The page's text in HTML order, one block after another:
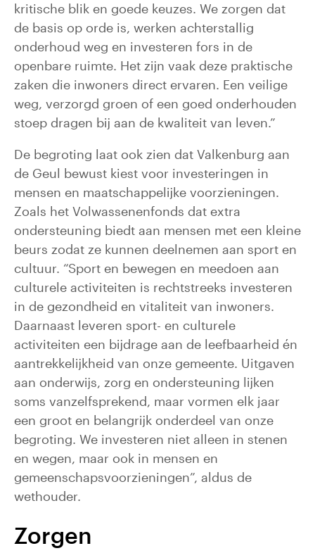
kritische blik en goede keuzes. We zorgen dat
de basis op orde is, werken achterstallig
onderhoud weg en investeren fors in de
openbare ruimte. Het zijn vaak deze praktische
zaken die inwoners direct ervaren. Een veilige
weg, verzorgd groen of een goed onderhouden
stoep dragen bij aan de kwaliteit van leven.”
De begroting laat ook zien dat Valkenburg aan
de Geul bewust kiest voor investeringen in
mensen en maatschappelijke voorzieningen.
Zoals het Volwassenenfonds dat extra
ondersteuning biedt aan mensen met een kleine
beurs zodat ze kunnen deelnemen aan sport en
cultuur. “Sport en bewegen en meedoen aan
culturele activiteiten is rechtstreeks investeren
in de gezondheid en vitaliteit van inwoners.
Daarnaast leveren sport- en culturele
activiteiten een bijdrage aan de leefbaarheid én
aantrekkelijkheid van onze gemeente. Uitgaven
aan onderwijs, zorg en ondersteuning lijken
soms vanzelfsprekend, maar vormen elk jaar
een groot en belangrijk onderdeel van onze
begroting. We investeren niet alleen in stenen
en wegen, maar ook in mensen en
gemeenschapsvoorzieningen”, aldus de
wethouder.
Zorgen